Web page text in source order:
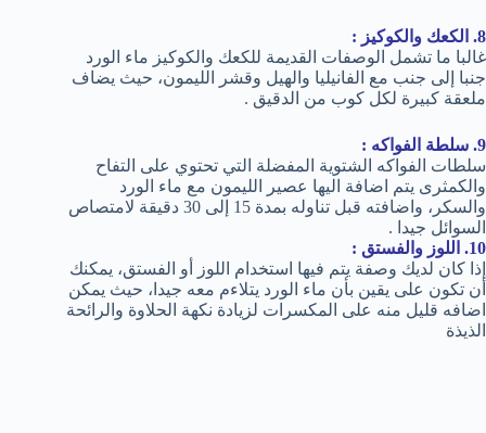
8. الكعك والكوكيز :
غالبا ما تشمل الوصفات القديمة للكعك والكوكيز ماء الورد
جنبا إلى جنب مع الفانيليا والهيل وقشر الليمون، حيث يضاف
ملعقة كبيرة لكل كوب من الدقيق .
9. سلطة الفواكه :
سلطات الفواكه الشتوية المفضلة التي تحتوي على التفاح
والكمثرى يتم اضافة اليها عصير الليمون مع ماء الورد
والسكر، واضافته قبل تناوله بمدة 15 إلى 30 دقيقة لامتصاص
السوائل جيدا .
10. اللوز والفستق :
إذا كان لديك وصفة يتم فيها استخدام اللوز أو الفستق، يمكنك
أن تكون على يقين بأن ماء الورد يتلاءم معه جيدا، حيث يمكن
اضافه قليل منه على المكسرات لزيادة نكهة الحلاوة والرائحة
الذيذة